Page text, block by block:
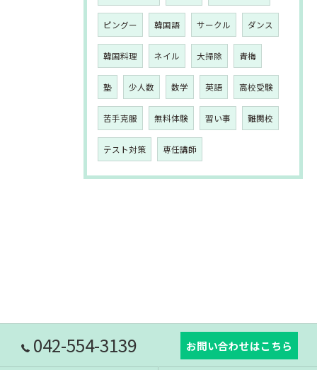
ピングー 韓国語 サークル ダンス
韓国料理 ネイル 大掃除 青梅
塾 少人数 数学 英語 高校受験
苦手克服 無料体験 習い事 難関校
テスト対策 専任講師
042-554-3139 お問い合わせはこちら